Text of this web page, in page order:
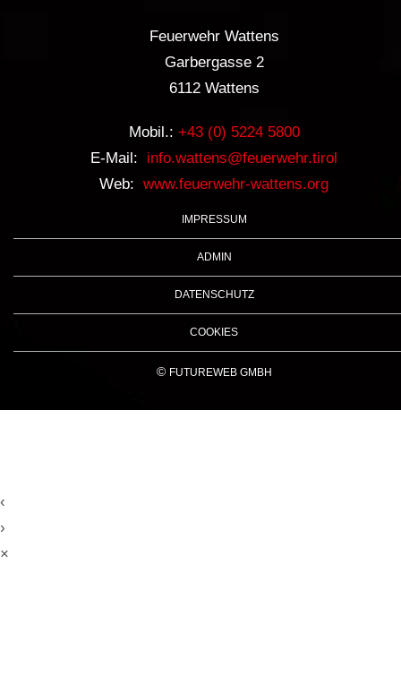
Feuerwehr Wattens
Garbergasse 2
6112 Wattens
Mobil.: +43 (0) 5224 5800
E-Mail:
info.wattens@feuerwehr.tirol
Web: www.feuerwehr-wattens.org
IMPRESSUM
ADMIN
DATENSCHUTZ
COOKIES
© FUTUREWEB GMBH
‹
›
×